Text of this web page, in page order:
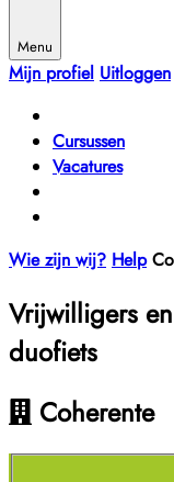
Menu
Mijn profiel Uitloggen
Cursussen
Vacatures
Wie zijn wij? Help
Vrijwilligers
duofiets
Coherente